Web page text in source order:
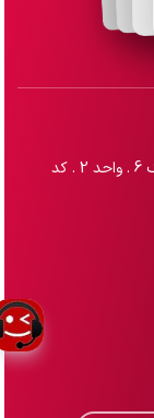
لرستان . خرم آباد . میدان شقایق . کوچه صنایع . پلاک 6 . واحد 2 . کد